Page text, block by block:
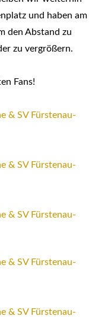
und haben am
den Abstand zu
zu vergrößern.
Fans!